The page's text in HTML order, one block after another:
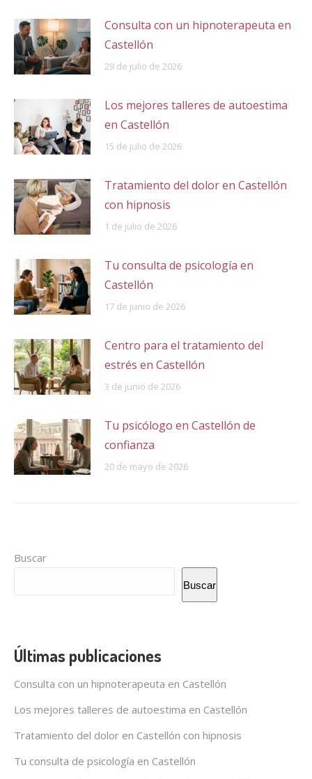
Consulta con un hipnoterapeuta en
Castellón
29 de julio de 2026
Los mejores talleres de autoestima
en Castellón
15 de julio de 2026
Tratamiento del dolor en Castellón
con hipnosis
1 de julio de 2026
Tu consulta de psicología en
Castellón
17 de junio de 2026
Centro para el tratamiento del
estrés en Castellón
3 de junio de 2026
Tu psicólogo en Castellón de
confianza
20 de mayo de 2026
Buscar
Buscar
Últimas publicaciones
Consulta con un hipnoterapeuta en Castellón
Los mejores talleres de autoestima en Castellón
Tratamiento del dolor en Castellón con hipnosis
Tu consulta de psicología en Castellón